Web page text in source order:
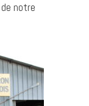
notre